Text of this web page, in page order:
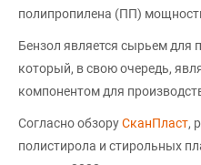
полипропилена (ПП)
Бензол является сырьем для
который, в свою очередь,
компонентом для
Согласно обзоруСканПласт,
полистирола и стирольных